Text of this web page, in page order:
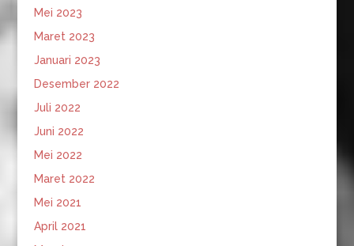
Mei 2023
Maret 2023
Januari 2023
Desember 2022
Juli 2022
Juni 2022
Mei 2022
Maret 2022
Mei 2021
April 2021